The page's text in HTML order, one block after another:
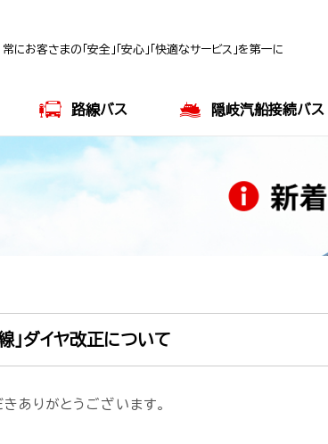
常にお客さまの「安全」「安心」「快適なサービス」を第一に
路線バス 隠岐汽船接続バス
」ダイヤ改正について
ありがとうございます。